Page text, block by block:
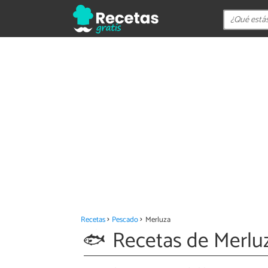
Recetas Pescado Merluza
Recetas de